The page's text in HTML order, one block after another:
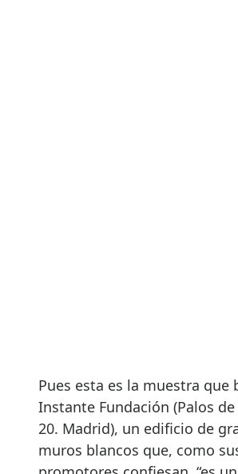
Pues esta es la muestra que
Instante Fundación (Palos
20. Madrid), un edificio de
muros blancos que, como